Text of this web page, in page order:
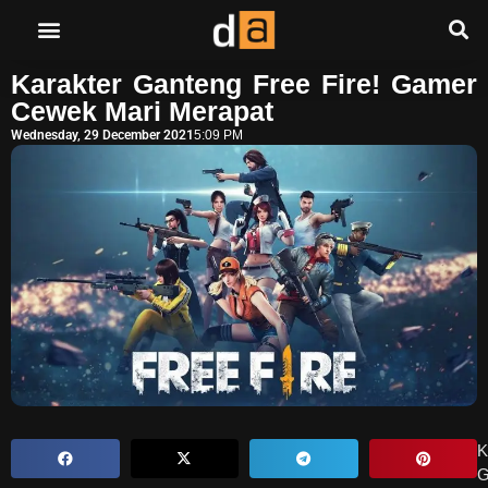
Karakter Ganteng Free Fire! Gamer
Cewek Mari Merapat
Wednesday, 29 December 20215:09 PM